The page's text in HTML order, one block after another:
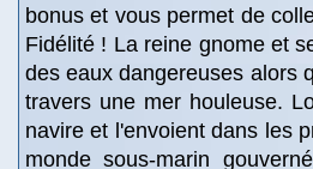
bonus et vous permet de
Fidélité ! La reine gnome et
des eaux dangereuses alors
travers une mer houleuse.
navire et l'envoient dans les
monde sous-marin